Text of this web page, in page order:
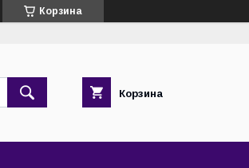
Корзина
Корзина